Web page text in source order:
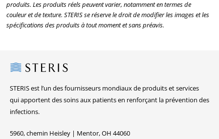
produits. Les produits réels peuvent varier, notamment en termes de
couleur et de texture. STERIS se réserve le droit de modifier les images et les
spécifications des produits à tout moment et sans préavis.
Steris
STERIS est l’un des fournisseurs mondiaux de produits et services
qui apportent des soins aux patients en renforçant la prévention des
infections.
5960, chemin Heisley | Mentor, OH 44060